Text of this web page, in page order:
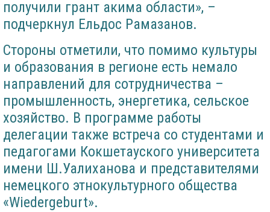
получили грант акима области», –
подчеркнул Ельдос Рамазанов.
Стороны отметили, что помимо культуры
и образования в регионе есть немало
направлений для сотрудничества –
промышленность, энергетика, сельское
хозяйство. В программе работы
делегации также встреча со студентами и
педагогами Кокшетауского университета
имени Ш.Уалиханова и представителями
немецкого этнокультурного общества
«Wiedergeburt».